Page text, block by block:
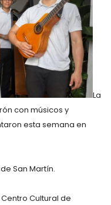
La
con músicos y
esta semana en
San Martín.
Cultural de